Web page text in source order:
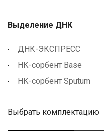
Выделение ДНК
ДНК-ЭКСПРЕСС
НК-сорбент Base
НК-сорбент Sputum
Выбрать комплектацию